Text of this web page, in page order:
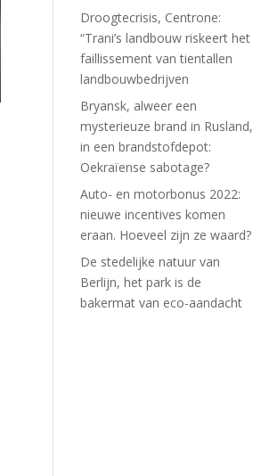
Droogtecrisis, Centrone:
“Trani’s landbouw riskeert het
faillissement van tientallen
landbouwbedrijven
Bryansk, alweer een
mysterieuze brand in Rusland,
in een brandstofdepot:
Oekraïense sabotage?
Auto- en motorbonus 2022:
nieuwe incentives komen
eraan. Hoeveel zijn ze waard?
De stedelijke natuur van
Berlijn, het park is de
bakermat van eco-aandacht